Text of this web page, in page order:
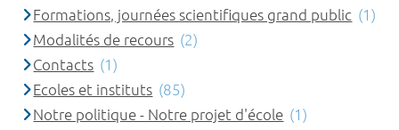
Formations, journées scientifiques grand public (1)
Modalités de recours (2)
Contacts (1)
Ecoles et instituts (85)
Notre politique - Notre projet d'école (1)